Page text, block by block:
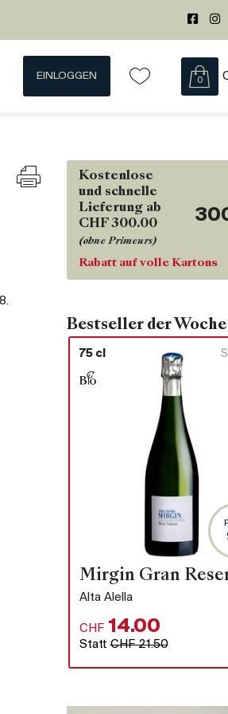
EINLOGGEN 0
.
Kostenlose
und schnelle
Lieferung ab
CHF 300.00
(ohne Primeurs)
Rabatt auf volle Kartons
Bestseller der Woche
75 cl
Mirgin Gran
Alta Alella
CHF 14.00
StattCHF 21.50